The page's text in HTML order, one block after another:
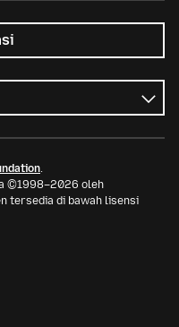
.
©1998–2026 oleh
tersedia di bawah lisensi